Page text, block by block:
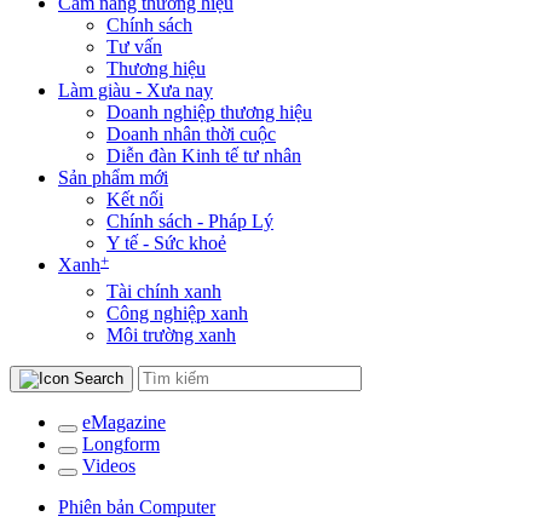
Chính sách
Tư vấn
Thương hiệu
Làm giàu - Xưa nay
Doanh nghiệp thương hiệu
Doanh nhân thời cuộc
Diễn đàn Kinh tế tư nhân
Sản phẩm mới
Kết nối
Chính sách - Pháp Lý
Y tế - Sức khoẻ
Xanh+
Tài chính xanh
Công nghiệp xanh
Môi trường xanh
eMagazine
Longform
Videos
Phiên bản Computer